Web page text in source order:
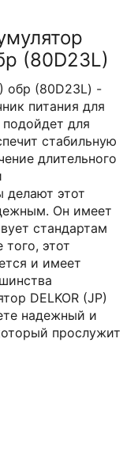
(80D23L)
обр (80D23L) -
питания для
для
стабильную
длительного
делают этот
Он имеет
стандартам
того, этот
и имеет
DELKOR (JP)
надежный и
прослужит